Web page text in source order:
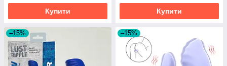
Купити Купити
–15% –15%